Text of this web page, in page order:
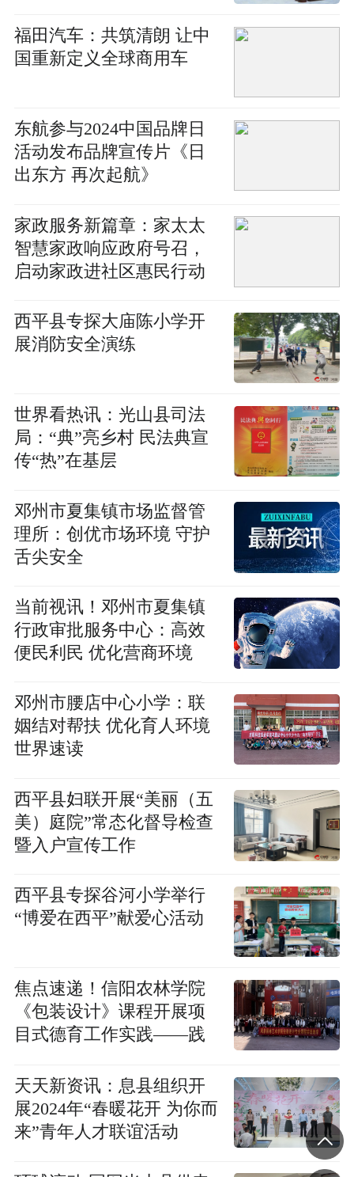
福田汽车：共筑清朗 让中
国重新定义全球商用车
东航参与2024中国品牌日
活动发布品牌宣传片《日
出东方 再次起航》
家政服务新篇章：家太太
智慧家政响应政府号召，
启动家政进社区惠民行动
​西平县专探大庙陈小学开
展消防安全演练
世界看热讯：光山县司法
局：“典”亮乡村 民法典宣
传“热”在基层
邓州市夏集镇市场监督管
理所：创优市场环境 守护
舌尖安全
当前视讯！邓州市夏集镇
行政审批服务中心：高效
便民利民 优化营商环境
邓州市腰店中心小学：联
姻结对帮扶 优化育人环境
世界速读
​西平县妇联开展“美丽（五
美）庭院”常态化督导检查
暨入户宣传工作
​西平县专探谷河小学举行
“博爱在西平”献爱心活动
焦点速递！信阳农林学院
《包装设计》课程开展项
目式德育工作实践——践
极开展社会服务
天天新资讯：​息县组织开
展2024年“春暖花开 为你而
来”青年人才联谊活动